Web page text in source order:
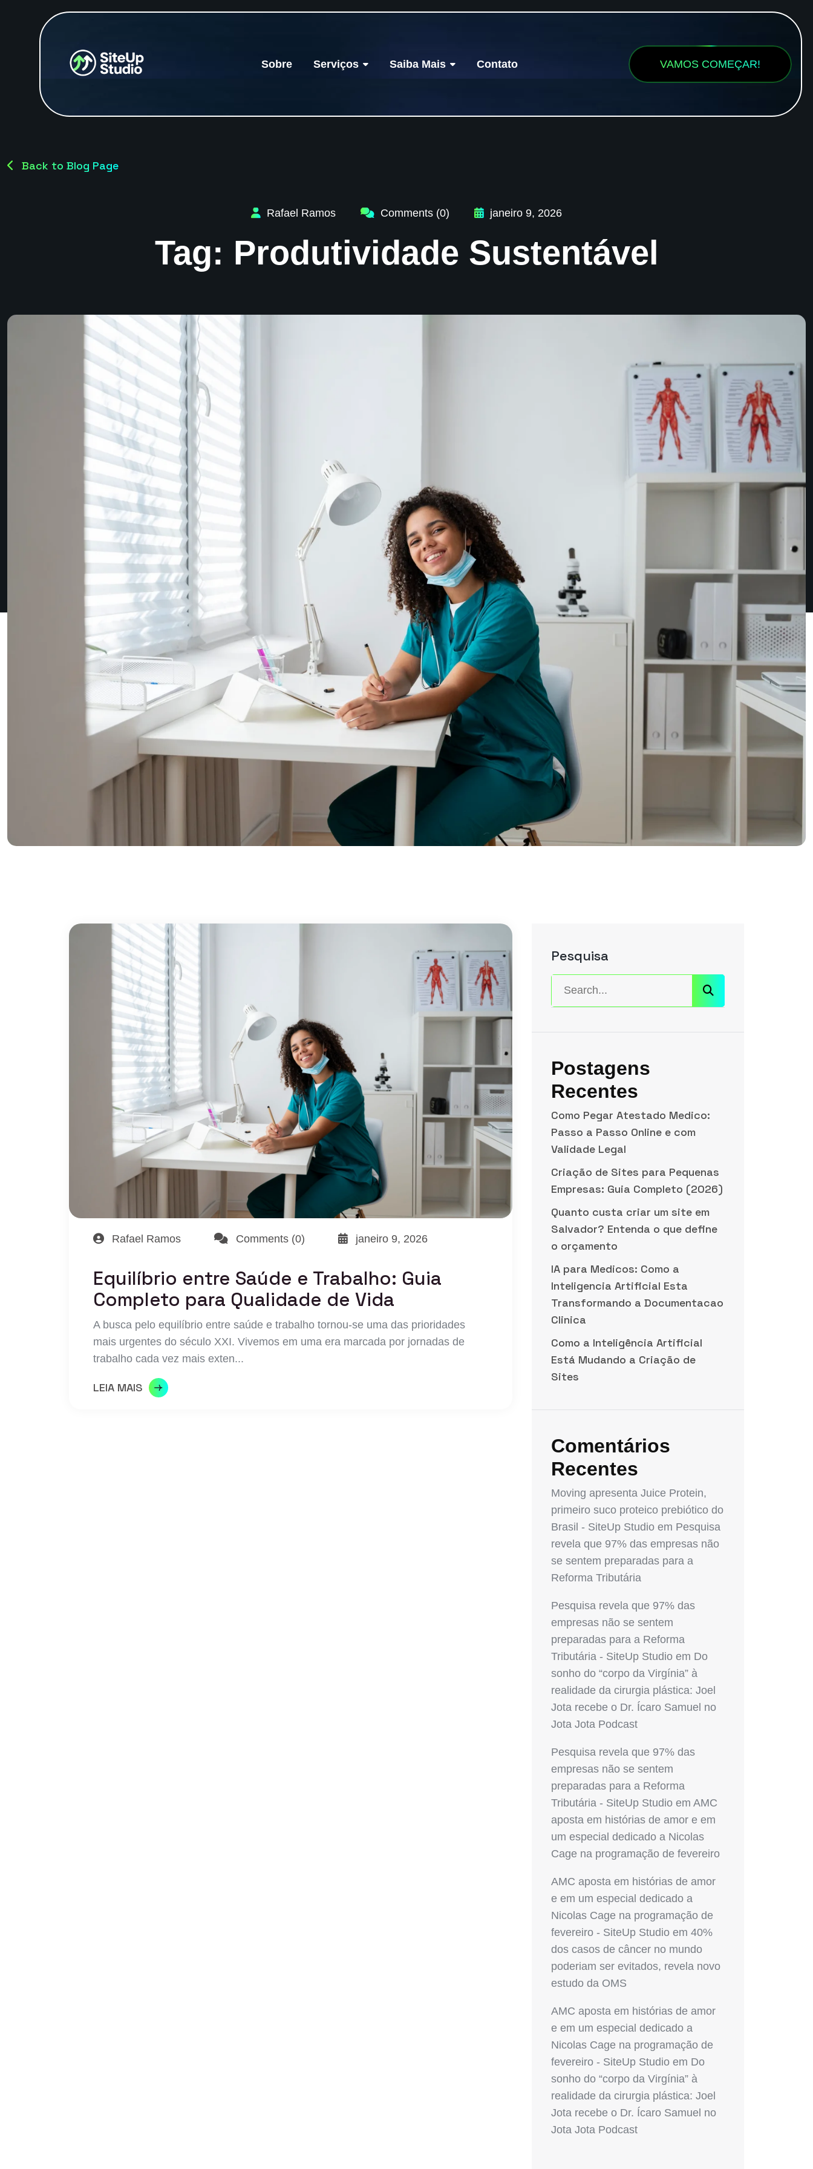
Sobre Serviços Saiba Mais Contato VAMOS COMEÇAR!
Back to Blog Page
Rafael Ramos Comments (0) janeiro 9, 2026
Tag: Produtividade Sustentável
Rafael Ramos Comments (0) janeiro 9, 2026
Equilíbrio entre Saúde e Trabalho: Guia
Completo para Qualidade de Vida
A busca pelo equilíbrio entre saúde e trabalho tornou-se uma das prioridades
mais urgentes do século XXI. Vivemos em uma era marcada por jornadas de
trabalho cada vez mais exten...
LEIA MAIS
Pesquisa
Postagens
Recentes
Como Pegar Atestado Medico:
Passo a Passo Online e com
Validade Legal
Criação de Sites para Pequenas
Empresas: Guia Completo (2026)
Quanto custa criar um site em
Salvador? Entenda o que define
o orçamento
IA para Medicos: Como a
Inteligencia Artificial Esta
Transformando a Documentacao
Clinica
Como a Inteligência Artificial
Está Mudando a Criação de
Sites
Comentários
Recentes
Moving apresenta Juice Protein,
primeiro suco proteico prebiótico do
Brasil - SiteUp Studio em Pesquisa
revela que 97% das empresas não
se sentem preparadas para a
Reforma Tributária
Pesquisa revela que 97% das
empresas não se sentem
preparadas para a Reforma
Tributária - SiteUp Studio em Do
sonho do “corpo da Virgínia” à
realidade da cirurgia plástica: Joel
Jota recebe o Dr. Ícaro Samuel no
Jota Jota Podcast
Pesquisa revela que 97% das
empresas não se sentem
preparadas para a Reforma
Tributária - SiteUp Studio emAMC
aposta em histórias de amor e em
um especial dedicado a Nicolas
Cage na programação de fevereiro
AMC aposta em histórias de amor
e em um especial dedicado a
Nicolas Cage na programação de
fevereiro - SiteUp Studio em40%
dos casos de câncer no mundo
poderiam ser evitados, revela novo
estudo da OMS
AMC aposta em histórias de amor
e em um especial dedicado a
Nicolas Cage na programação de
fevereiro - SiteUp Studio em Do
sonho do “corpo da Virgínia” à
realidade da cirurgia plástica: Joel
Jota recebe o Dr. Ícaro Samuel no
Jota Jota Podcast